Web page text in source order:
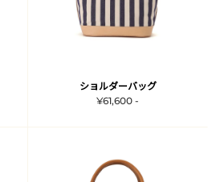
ショルダーバッグ
¥61,600 -